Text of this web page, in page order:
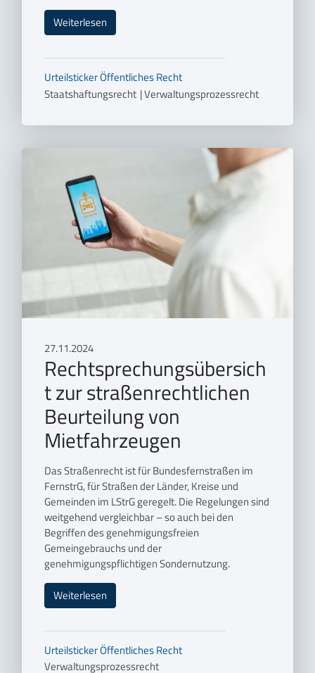
Weiterlesen
UrteilstickerÖffentliches Recht
Staatshaftungsrecht |Verwaltungsprozessrecht
27.11.2024
Rechtsprechungsübersich
t zur straßenrechtlichen
Beurteilung von
Mietfahrzeugen
Das Straßenrecht ist für Bundesfernstraßen im
FernstrG, für Straßen der Länder, Kreise und
Gemeinden im LStrG geregelt. Die Regelungen sind
weitgehend vergleichbar – so auch bei den
Begriffen des genehmigungsfreien
Gemeingebrauchs und der
genehmigungspflichtigen Sondernutzung.
Weiterlesen
UrteilstickerÖffentliches Recht
Verwaltungsprozessrecht